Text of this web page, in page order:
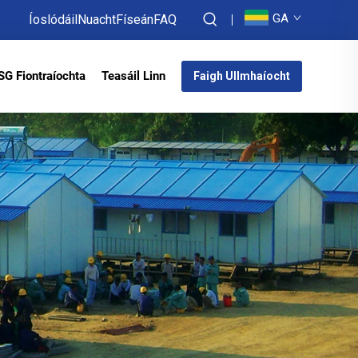
ÍoslódáilNuachtFíseánFAQ GA
Fiontraíochta Teasáil Linn Faigh Ullmhaíocht